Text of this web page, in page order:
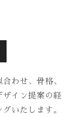
わせ、骨格、
ザイン提案の経
いたします。